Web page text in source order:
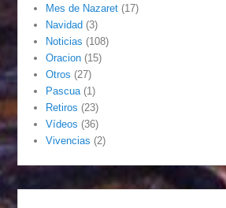
Mes de Nazaret (17)
Navidad (3)
Noticias (108)
Oracion (15)
Otros (27)
Pascua (1)
Retiros (23)
Vídeos (36)
Vivencias (2)